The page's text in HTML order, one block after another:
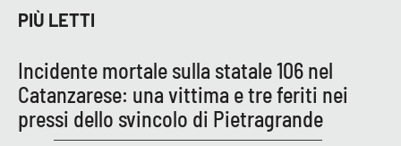
PROGETTI
SPECIALI
Buona Sanità Calabria
LACALABRIAVISIONE
PIÙ LETTI
Incidente mortale sulla statale 106 nel
Catanzarese: una vittima e tre feriti nei
pressi dello svincolo di Pietragrande